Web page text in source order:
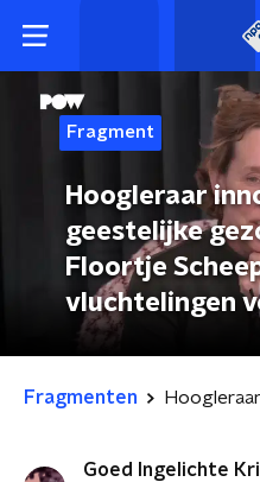
Fragment
Hoogleraar
geestelijke
Floortje
vluchtelingen
zorg en duik
Fragmenten
Goed Ingelichte